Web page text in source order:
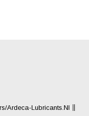
Ardeca-Lubricants.nl